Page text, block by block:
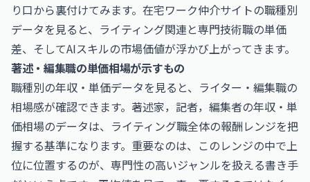
り口から裏付けてみます。在宅ワーク仲介サイトの職種別
データを見ると、ライティング関連と専門技術職の単価
差、そしてAIスキルの市場価値が浮かび上がってきます。
著述・編集職の単価相場が示すもの
職種別の年収・単価データを見ると、ライター・編集職の
相場感が確認できます。 著述家，記者，編集者の年収・単
価相場のデータは、ライティング職全体の報酬レンジを把
握する基準になります。重要なのは、このレンジの中で上
位に位置するのが、専門性の高いジャンルを扱える書き手